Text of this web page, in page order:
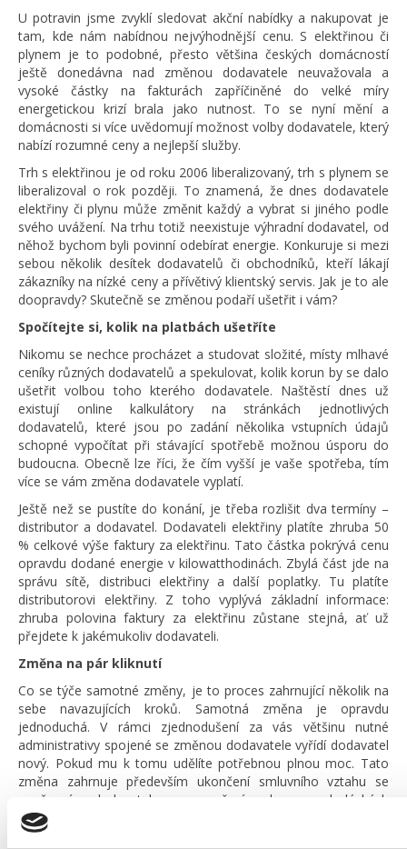
U potravin jsme zvyklí sledovat akční nabídky a nakupovat je
tam, kde nám nabídnou nejvýhodnější cenu. S elektřinou či
plynem je to podobné, přesto většina českých domácností
ještě donedávna nad změnou dodavatele neuvažovala a
vysoké částky na fakturách zapříčiněné do velké míry
energetickou krizí brala jako nutnost. To se nyní mění a
domácnosti si více uvědomují možnost volby dodavatele, který
nabízí rozumné ceny a nejlepší služby.
Trh s elektřinou je od roku 2006 liberalizovaný, trh s plynem se
liberalizoval o rok později. To znamená, že dnes dodavatele
elektřiny či plynu může změnit každý a vybrat si jiného podle
svého uvážení. Na trhu totiž neexistuje výhradní dodavatel, od
něhož bychom byli povinní odebírat energie. Konkuruje si mezi
sebou několik desítek dodavatelů či obchodníků, kteří lákají
zákazníky na nízké ceny a přívětivý klientský servis. Jak je to ale
doopravdy? Skutečně se změnou podaří ušetřit i vám?
Spočítejte si, kolik na platbách ušetříte
Nikomu se nechce procházet a studovat složité, místy mlhavé
ceníky různých dodavatelů a spekulovat, kolik korun by se dalo
ušetřit volbou toho kterého dodavatele. Naštěstí dnes už
existují online kalkulátory na stránkách jednotlivých
dodavatelů, které jsou po zadání několika vstupních údajů
schopné vypočítat při stávající spotřebě možnou úsporu do
budoucna. Obecně lze říci, že čím vyšší je vaše spotřeba, tím
více se vám změna dodavatele vyplatí.
Ještě než se pustíte do konání, je třeba rozlišit dva termíny –
distributor a dodavatel. Dodavateli elektřiny platíte zhruba 50
% celkové výše faktury za elektřinu. Tato částka pokrývá cenu
opravdu dodané energie v kilowatthodinách. Zbylá část jde na
správu sítě, distribuci elektřiny a další poplatky. Tu platíte
distributorovi elektřiny. Z toho vyplývá základní informace:
zhruba polovina faktury za elektřinu zůstane stejná, ať už
přejdete k jakémukoliv dodavateli.
Změna na pár kliknutí
Co se týče samotné změny, je to proces zahrnující několik na
sebe navazujících kroků. Samotná změna je opravdu
jednoduchá. V rámci zjednodušení za vás většinu nutné
administrativy spojené se změnou dodavatele vyřídí dodavatel
nový. Pokud mu k tomu udělíte potřebnou plnou moc. Tato
změna zahrnuje především ukončení smluvního vztahu se
současným dodavatelem a uzavření smlouvy o dodávkách
elektřiny či plynu s novým dodavatelem. Stačí k tomu prvotní
impuls z vaší strany – vyplnění webového formuláře či vytočení